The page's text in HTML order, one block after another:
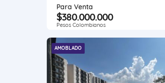
Para Venta
$380.000.000
Pesos Colombianos
AMOBLADO